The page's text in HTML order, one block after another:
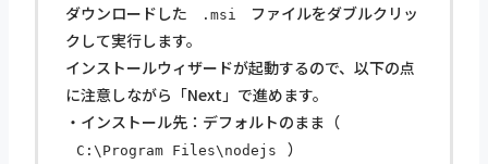
ダウンロードした .msi
ファイルをダブルクリッ
クして実行します。
インストールウィザードが起動するので、以下の点
に注意しながら「Next」で進めます。
・インストール先：デフォルトのまま（
C:\Program Files\nodejs
）